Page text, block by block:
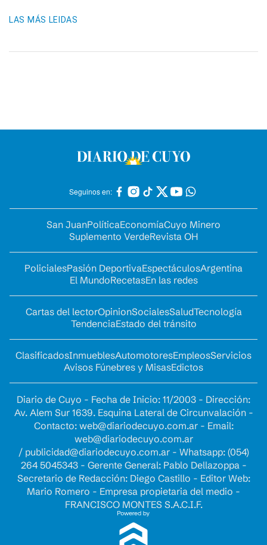
LAS MÁS LEIDAS
Seguinos en:
San JuanPolíticaEconomíaCuyo Minero
Suplemento VerdeRevista OH
PolicialesPasión DeportivaEspectáculosArgentina
El MundoRecetasEn las redes
Cartas del lectorOpinionSocialesSaludTecnología
TendenciaEstado del tránsito
ClasificadosInmueblesAutomotoresEmpleosServicios
Avisos Fúnebres y MisasEdictos
Diario de Cuyo - Fecha de Inicio: 11/2003 - Dirección:
Av. Alem Sur 1639. Esquina Lateral de Circunvalación -
Contacto: web@diariodecuyo.com.ar- Email:
web@diariodecuyo.com.ar
/ publicidad@diariodecuyo.com.ar- Whatsapp: (054)
264 5045343 - Gerente General: Pablo Dellazoppa -
Secretario de Redacción: Diego Castillo - Editor Web:
Mario Romero - Empresa propietaria del medio -
FRANCISCO MONTES S.A.C.I.F.